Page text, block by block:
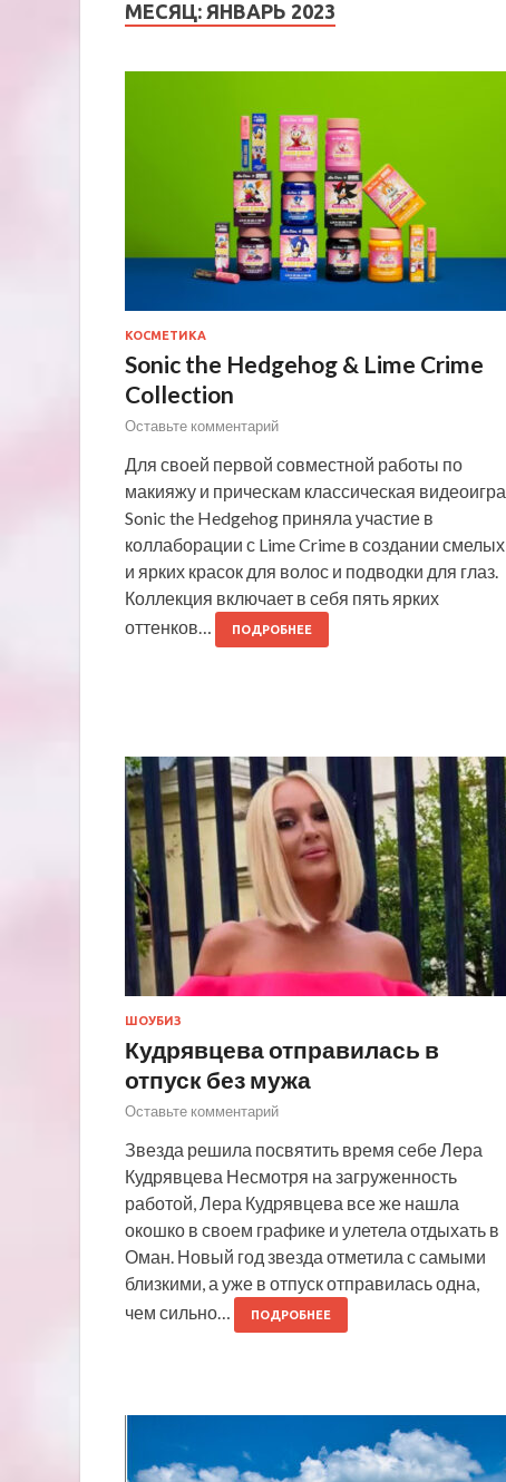
МЕСЯЦ: ЯНВАРЬ 2023
КОСМЕТИКА
Sonic the Hedgehog & Lime Crime
Collection
Оставьте комментарий
Для своей первой совместной работы по
макияжу и прическам классическая видеоигра
Sonic the Hedgehog приняла участие в
коллаборации с Lime Crime в создании смелых
и ярких красок для волос и подводки для глаз.
Коллекция включает в себя пять ярких
оттенков…
ПОДРОБНЕЕ
ШОУБИЗ
Кудрявцева отправилась в
отпуск без мужа
Оставьте комментарий
Звезда решила посвятить время себе Лера
Кудрявцева Несмотря на загруженность
работой, Лера Кудрявцева все же нашла
окошко в своем графике и улетела отдыхать в
Оман. Новый год звезда отметила с самыми
близкими, а уже в отпуск отправилась одна,
чем сильно…
ПОДРОБНЕЕ